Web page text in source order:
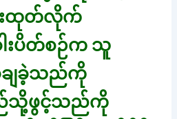
းထုတ်လိုက်
းပိတ်စဉ်က သူ
ျခဲ့သည်ကို
သို့ဖွင့်သည်ကို